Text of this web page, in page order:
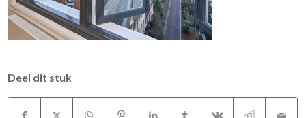
Deel dit stuk